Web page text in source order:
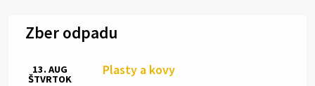
Zber odpadu
Plasty a kovy
13. AUG
ŠTVRTOK